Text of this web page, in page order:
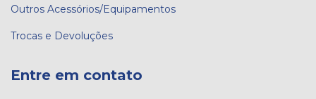
Outros Acessórios/Equipamentos
Trocas e Devoluções
Entre em contato